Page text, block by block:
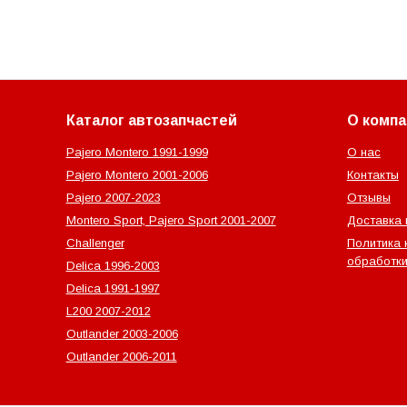
Каталог автозапчастей
Pajero Montero 1991-1999
Pajero Montero 2001-2006
Pajero 2007-2023
Montero Sport, Pajero Sport 2001-2007
Challenger
Delica 1996-2003
Delica 1991-1997
L200 2007-2012
Outlander‎ 2003-2006
Outlander‎ 2006-2011
О
О нас
Контакты
Отзывы
Доставка
Политика